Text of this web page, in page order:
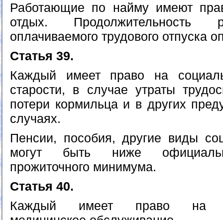
Работающие по найму имеют
отдых. Продолжительность
оплачиваемого трудового отпуска
Статья 39.
Каждый имеет право на
старости, в случае утраты
потери кормильца и в других
случаях.
Пенсии, пособия, другие виды
могут быть ниже
прожиточного минимума.
Статья 40.
Каждый имеет право на